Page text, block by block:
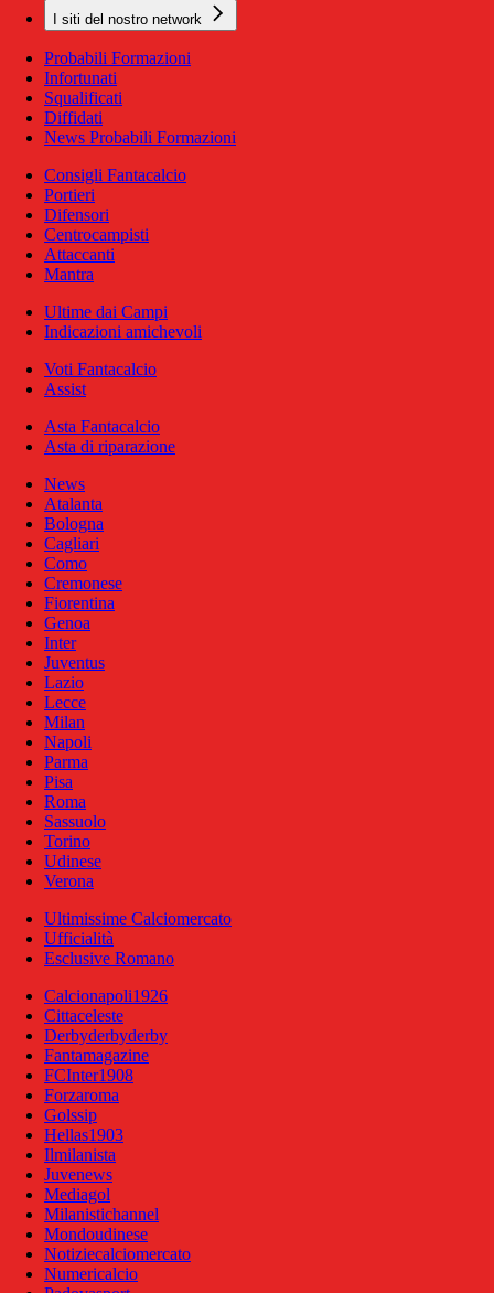
I siti del nostro network
Probabili Formazioni
Infortunati
Squalificati
Diffidati
News Probabili Formazioni
Consigli Fantacalcio
Portieri
Difensori
Centrocampisti
Attaccanti
Mantra
Ultime dai Campi
Indicazioni amichevoli
Voti Fantacalcio
Assist
Asta Fantacalcio
Asta di riparazione
News
Atalanta
Bologna
Cagliari
Como
Cremonese
Fiorentina
Genoa
Inter
Juventus
Lazio
Lecce
Milan
Napoli
Parma
Pisa
Roma
Sassuolo
Torino
Udinese
Verona
Ultimissime Calciomercato
Ufficialità
Esclusive Romano
Calcionapoli1926
Cittaceleste
Derbyderbyderby
Fantamagazine
FCInter1908
Forzaroma
Golssip
Hellas1903
Ilmilanista
Juvenews
Mediagol
Milanistichannel
Mondoudinese
Notiziecalciomercato
Numericalcio